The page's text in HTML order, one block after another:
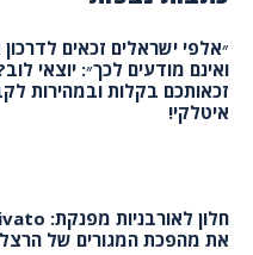
״אלפי ישראלים זכאים לדרכון
ואינם מודעים לכך״: יוצאי
זכאותכם בקלות ובמהירות
איטלקי!
את מהפכת המגורים של